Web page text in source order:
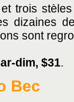
trois
dizaines
sont
dim, $31.
Bec